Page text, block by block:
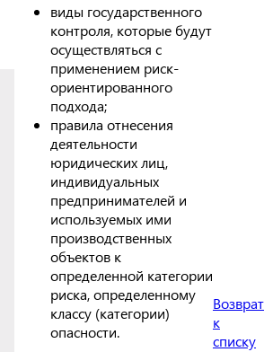
виды государственного
контроля, которые будут
осуществляться с
применением риск-
ориентированного
подхода;
правила отнесения
деятельности
юридических лиц,
индивидуальных
предпринимателей и
используемых ими
производственных
объектов к
определенной категории
риска, определенному
классу (категории)
опасности.
Возврат
к
списку